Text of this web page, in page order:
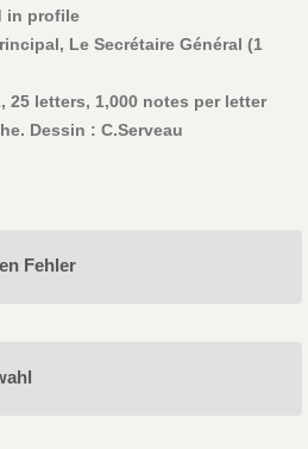
in profile
Le Secrétaire Général (1
25 letters, 1,000 notes per letter
Dessin : C.Serveau
Fehler